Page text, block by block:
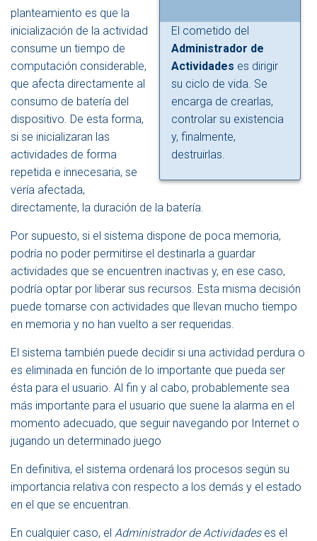
El cometido del
Administrador de
Actividades es dirigir
su ciclo de vida. Se
encarga de crearlas,
controlar su existencia
y, finalmente,
destruirlas.
planteamiento es que la
inicialización de la actividad
consume un tiempo de
computación considerable,
que afecta directamente al
consumo de batería del
dispositivo. De esta forma,
si se inicializaran las
actividades de forma
repetida e innecesaria, se
vería afectada,
directamente, la duración de la batería.
Por supuesto, si el sistema dispone de poca memoria,
podría no poder permitirse el destinarla a guardar
actividades que se encuentren inactivas y, en ese caso,
podría optar por liberar sus recursos. Esta misma decisión
puede tomarse con actividades que llevan mucho tiempo
en memoria y no han vuelto a ser requeridas.
El sistema también puede decidir si una actividad perdura o
es eliminada en función de lo importante que pueda ser
ésta para el usuario. Al fin y al cabo, probablemente sea
más importante para el usuario que suene la alarma en el
momento adecuado, que seguir navegando por Internet o
jugando un determinado juego
En definitiva, el sistema ordenará los procesos según su
importancia relativa con respecto a los demás y el estado
en el que se encuentran.
En cualquier caso, el Administrador de Actividades es el